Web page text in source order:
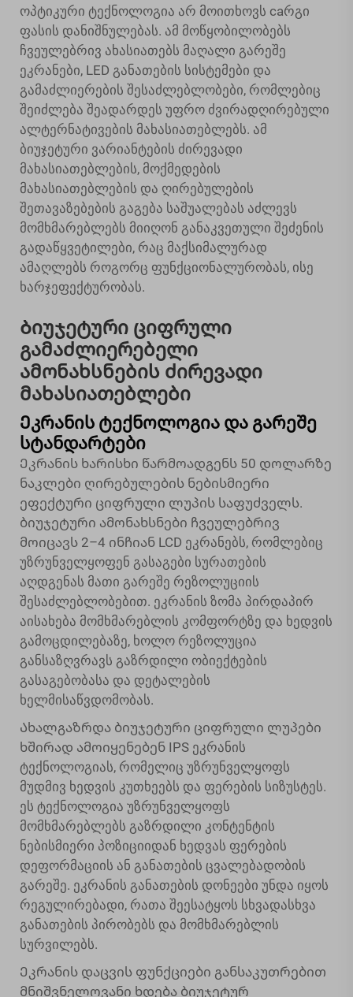
ოპტიკური ტექნოლოგია არ მოითხოვს caრგი
ფასის დანიშნულებას. ამ მოწყობილობებს
ჩვეულებრივ ახასიათებს მაღალი გარეშე
ეკრანები, LED განათების სისტემები და
გამაძლიერების შესაძლებლობები, რომლებიც
შეიძლება შეადარდეს უფრო ძვირადღირებული
ალტერნატივების მახასიათებლებს. ამ
ბიუჯეტური ვარიანტების ძირევადი
მახასიათებლების, მოქმედების
მახასიათებლების და ღირებულების
შეთავაზებების გაგება საშუალებას აძლევს
მომხმარებლებს მიიღონ განაკვეთული შეძენის
გადაწყვეტილები, რაც მაქსიმალურად
ამაღლებს როგორც ფუნქციონალურობას, ისე
ხარჯეფექტურობას.
Ბიუჯეტური ციფრული
გამაძლიერებელი
ამონახსნების ძირევადი
მახასიათებლები
Ეკრანის ტექნოლოგია და გარეშე
სტანდარტები
Ეკრანის ხარისხი წარმოადგენს 50 დოლარზე
ნაკლები ღირებულების ნებისმიერი
ეფექტური ციფრული ლუპის საფუძველს.
ბიუჯეტური ამონახსნები ჩვეულებრივ
მოიცავს 2–4 ინჩიან LCD ეკრანებს, რომლებიც
უზრუნველყოფენ გასაგები სურათების
აღდგენას მათი გარეშე რეზოლუციის
შესაძლებლობებით. ეკრანის ზომა პირდაპირ
აისახება მომხმარებლის კომფორტზე და ხედვის
გამოცდილებაზე, ხოლო რეზოლუცია
განსაზღვრავს გაზრდილი ობიექტების
გასაგებობასა და დეტალების
ხელმისაწვდომობას.
Ახალგაზრდა ბიუჯეტური ციფრული ლუპები
ხშირად ამოიყენებენ IPS ეკრანის
ტექნოლოგიას, რომელიც უზრუნველყოფს
მუდმივ ხედვის კუთხეებს და ფერების სიზუსტეს.
ეს ტექნოლოგია უზრუნველყოფს
მომხმარებლებს გაზრდილი კონტენტის
ნებისმიერი პოზიციიდან ხედვას ფერების
დეფორმაციის ან განათების ცვალებადობის
გარეშე. ეკრანის განათების დონეები უნდა იყოს
რეგულირებადი, რათა შეესატყოს სხვადასხვა
განათების პირობებს და მომხმარებლის
სურვილებს.
Ეკრანის დაცვის ფუნქციები განსაკუთრებით
მნიშვნელოვანი ხდება ბიუჯეტურ